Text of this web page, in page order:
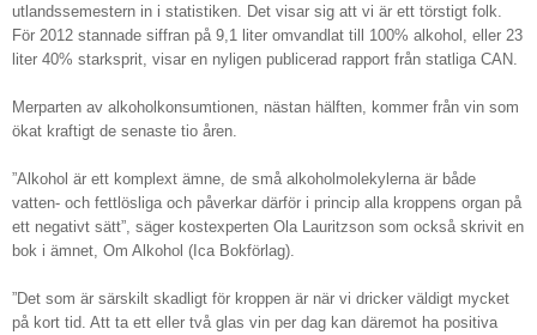
utlandssemestern in i statistiken. Det visar sig att vi är ett törstigt folk.
För 2012 stannade siffran på 9,1 liter omvandlat till 100% alkohol, eller 23
liter 40% starksprit, visar en nyligen publicerad rapport från statliga CAN.
Merparten av alkoholkonsumtionen, nästan hälften, kommer från vin som
ökat kraftigt de senaste tio åren.
”Alkohol är ett komplext ämne, de små alkoholmolekylerna är både
vatten- och fettlösliga och påverkar därför i princip alla kroppens organ på
ett negativt sätt”, säger kostexperten Ola Lauritzson som också skrivit en
bok i ämnet, Om Alkohol (Ica Bokförlag).
”Det som är särskilt skadligt för kroppen är när vi dricker väldigt mycket
på kort tid. Att ta ett eller två glas vin per dag kan däremot ha positiva